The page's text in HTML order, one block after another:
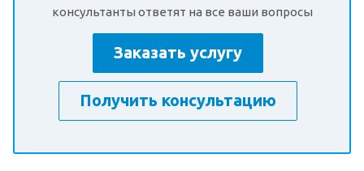
консультанты ответят на все ваши вопросы
Заказать услугу
Получить консультацию